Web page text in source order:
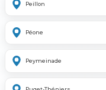
Peillon
Péone
Peymeinade